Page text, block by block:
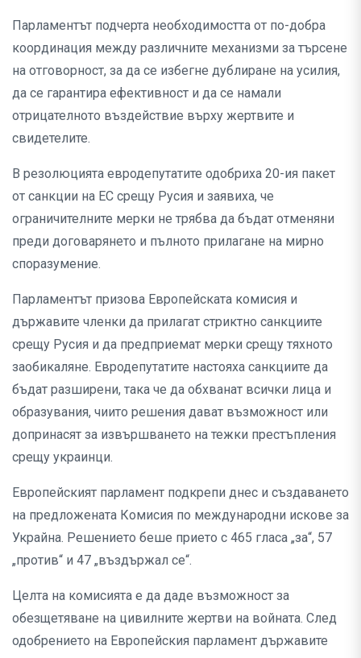
Парламентът подчерта необходимостта от по-добра
координация между различните механизми за търсене
на отговорност, за да се избегне дублиране на усилия,
да се гарантира ефективност и да се намали
отрицателното въздействие върху жертвите и
свидетелите.
В резолюцията евродепутатите одобриха 20-ия пакет
от санкции на ЕС срещу Русия и заявиха, че
ограничителните мерки не трябва да бъдат отменяни
преди договарянето и пълното прилагане на мирно
споразумение.
Парламентът призова Европейската комисия и
държавите членки да прилагат стриктно санкциите
срещу Русия и да предприемат мерки срещу тяхното
заобикаляне. Евродепутатите настояха санкциите да
бъдат разширени, така че да обхванат всички лица и
образувания, чиито решения дават възможност или
допринасят за извършването на тежки престъпления
срещу украинци.
Европейският парламент подкрепи днес и създаването
на предложената Комисия по международни искове за
Украйна. Решението беше прието с 465 гласа „за“, 57
„против“ и 47 „въздържал се“.
Целта на комисията е да даде възможност за
обезщетяване на цивилните жертви на войната. След
одобрението на Европейския парламент държавите